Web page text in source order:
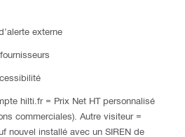
externe
hilti.fr = Prix Net HT personnalisé
commerciales). Autre visiteur =
nouvel installé avec un SIREN de